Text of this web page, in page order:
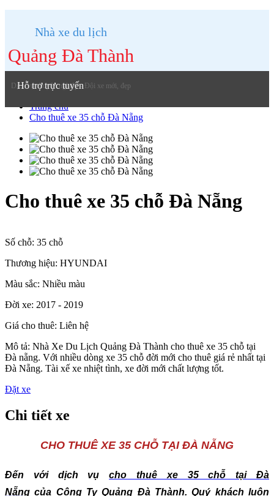
Nhà xe du lịch
Quảng Đà Thành
Dịch vụ chuyên nghiệp - Đội xe mới, đẹp
Hỗ trợ trực tuyến
Trang chủ
Cho thuê xe 35 chỗ Đà Nẵng
Cho thuê xe 35 chỗ Đà Nẵng
Số chỗ: 35 chỗ
Thương hiệu: HYUNDAI
Màu sắc: Nhiều màu
Đời xe: 2017 - 2019
Giá cho thuê: Liên hệ
Mô tả: Nhà Xe Du Lịch Quảng Đà Thành cho thuê xe 35 chỗ tại
Đà nẵng. Với nhiều dòng xe 35 chỗ đời mới cho thuê giá rẻ nhất tại
Đà Nẵng. Tài xế xe nhiệt tình, xe đời mới chất lượng tốt.
Đặt xe
Chi tiết xe
CHO THUÊ XE 35 CHỖ TẠI ĐÀ NẴNG
Đến với dịch vụcho thuê xe 35 chỗ tại Đà
Nẵng của Công TyQuảng Đà Thành. Quý khách luôn